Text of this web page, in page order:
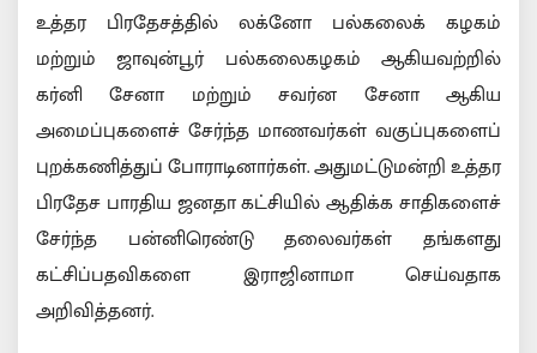
உத்தர பிரதேசத்தில் லக்னோ பல்கலைக் கழகம்
மற்றும் ஜாவுன்பூர் பல்கலைகழகம் ஆகியவற்றில்
கர்னி சேனா மற்றும் சவர்ன சேனா ஆகிய
அமைப்புகளைச் சேர்ந்த மாணவர்கள் வகுப்புகளைப்
புறக்கணித்துப் போராடினார்கள். அதுமட்டுமன்றி உத்தர
பிரதேச பாரதிய ஜனதா கட்சியில் ஆதிக்க சாதிகளைச்
சேர்ந்த பன்னிரெண்டு தலைவர்கள் தங்களது
கட்சிப்பதவிகளை இராஜினாமா செய்வதாக
அறிவித்தனர்.